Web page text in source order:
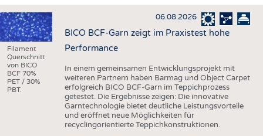
HAUS- UND HEIMTEXTILIEN
BEKLEIDUNG
TESTS
BUSINESS
UNTERNEHMEN
AUSSCHREIBUNGEN
DTV AUSSCHREIBUNGSDIENST
STATISTICS
Filament
Querschnitt
von BICO
BCF 70%
PET / 30%
PBT.
06.08.2026
BICO BCF-Garn zeigt im Praxistest hohe
Performance
In einem gemeinsamen Entwicklungsprojekt mit
weiteren Partnern haben Barmag und Object Carpet
erfolgreich BICO BCF-Garn im Teppichprozess
getestet. Die Ergebnisse zeigen: Die innovative
Garntechnologie bietet deutliche Leistungsvorteile
und eröffnet neue Möglichkeiten für
recyclingorientierte Teppichkonstruktionen.